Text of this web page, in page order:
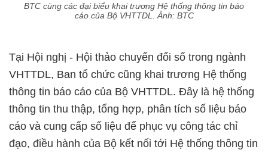
BTC cùng các đại biểu khai trương Hệ thống thông tin báo
cáo của Bộ VHTTDL. Ảnh: BTC
Tại Hội nghị - Hội thảo chuyển đổi số trong ngành
VHTTDL, Ban tổ chức cũng khai trương Hệ thống
thông tin báo cáo của Bộ VHTTDL. Đây là hệ thống
thông tin thu thập, tổng hợp, phân tích số liệu báo
cáo và cung cấp số liệu để phục vụ công tác chỉ
đạo, điều hành của Bộ kết nối tới Hệ thống thông tin